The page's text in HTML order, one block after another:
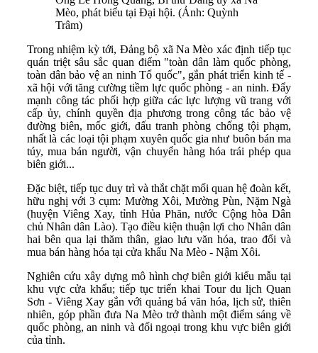
Mèo, phát biểu tại Đại hội. (Ảnh: Quỳnh
Trâm)
Trong nhiệm kỳ tới, Đảng bộ xã Na Mèo xác định tiếp tục
quán triệt sâu sắc quan điểm "toàn dân làm quốc phòng,
toàn dân bảo vệ an ninh Tổ quốc", gắn phát triển kinh tế -
xã hội với tăng cường tiềm lực quốc phòng - an ninh. Đẩy
mạnh công tác phối hợp giữa các lực lượng vũ trang với
cấp ủy, chính quyền địa phương trong công tác bảo vệ
đường biên, mốc giới, đấu tranh phòng chống tội phạm,
nhất là các loại tội phạm xuyên quốc gia như buôn bán ma
túy, mua bán người, vận chuyển hàng hóa trái phép qua
biên giới...
Đặc biệt, tiếp tục duy trì và thắt chặt mối quan hệ đoàn kết,
hữu nghị với 3 cụm: Mường Xôi, Mường Pùn, Nặm Ngà
(huyện Viêng Xay, tỉnh Hủa Phăn, nước Cộng hòa Dân
chủ Nhân dân Lào). Tạo điều kiện thuận lợi cho Nhân dân
hai bên qua lại thăm thân, giao lưu văn hóa, trao đổi và
mua bán hàng hóa tại cửa khẩu Na Mèo - Nậm Xôi.
Nghiên cứu xây dựng mô hình chợ biên giới kiểu mẫu tại
khu vực cửa khẩu; tiếp tục triển khai Tour du lịch Quan
Sơn - Viêng Xay gắn với quảng bá văn hóa, lịch sử, thiên
nhiên, góp phần đưa Na Mèo trở thành một điểm sáng về
quốc phòng, an ninh và đối ngoại trong khu vực biên giới
của tỉnh.